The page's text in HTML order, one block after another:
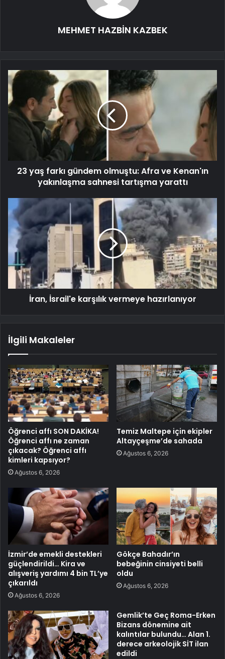
MEHMET HAZBİN KAZBEK
23 yaş farkı gündem olmuştu: Afra ve Kenan'ın
yakınlaşma sahnesi tartışma yarattı
İran, İsrail'e karşılık vermeye hazırlanıyor
İlgili Makaleler
Öğrenci affı SON DAKİKA!
Öğrenci affı ne zaman
çıkacak? Öğrenci affı
kimleri kapsıyor?
Ağustos 6, 2026
Temiz Maltepe için ekipler
Altayçeşme’de sahada
Ağustos 6, 2026
İzmir’de emekli destekleri
güçlendirildi… Kira ve
alışveriş yardımı 4 bin TL’ye
çıkarıldı
Ağustos 6, 2026
Gökçe Bahadır’ın
bebeğinin cinsiyeti belli
oldu
Ağustos 6, 2026
Gemlik’te Geç Roma-Erken
Bizans dönemine ait
kalıntılar bulundu… Alan 1.
derece arkeolojik SİT ilan
edildi